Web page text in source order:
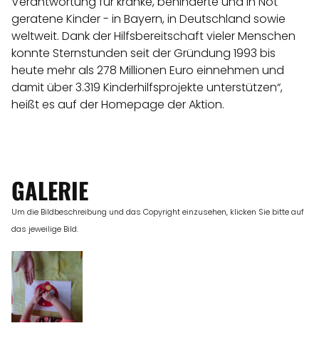
geratene Kinder - in Bayern, in Deutschland sowie
weltweit. Dank der Hilfsbereitschaft vieler Menschen
konnte Sternstunden seit der Gründung 1993 bis
heute mehr als 278 Millionen Euro einnehmen und
damit über 3.319 Kinderhilfsprojekte unterstützen“,
heißt es auf der Homepage der Aktion.
GALERIE
Um die Bildbeschreibung und das Copyright einzusehen, klicken Sie bitte auf
das jeweilige Bild.